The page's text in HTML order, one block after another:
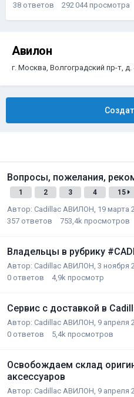
38 ответов 292 044 просмотра
Авилон
г. Москва, Волгоградский пр-т, д.
Вопросы, пожелания,
1 2 3 4 15
Автор: Cadillac АВИЛОН 19 марта
357 ответов 753,4k просмотров
Владельцы в рубрику
Автор: Cadillac АВИЛОН 3 ноября
0 ответов 4,9k просмотр
Сервис с доставкой в
Автор: Cadillac АВИЛОН 9 апреля
0 ответов 5,4k просмотров
Освобождаем склад
аксессуаров
Автор: Cadillac АВИЛОН 9 апреля